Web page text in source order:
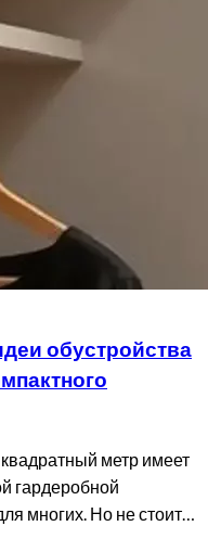
обустройства
метр имеет
гардеробной
многих. Но не стоит…